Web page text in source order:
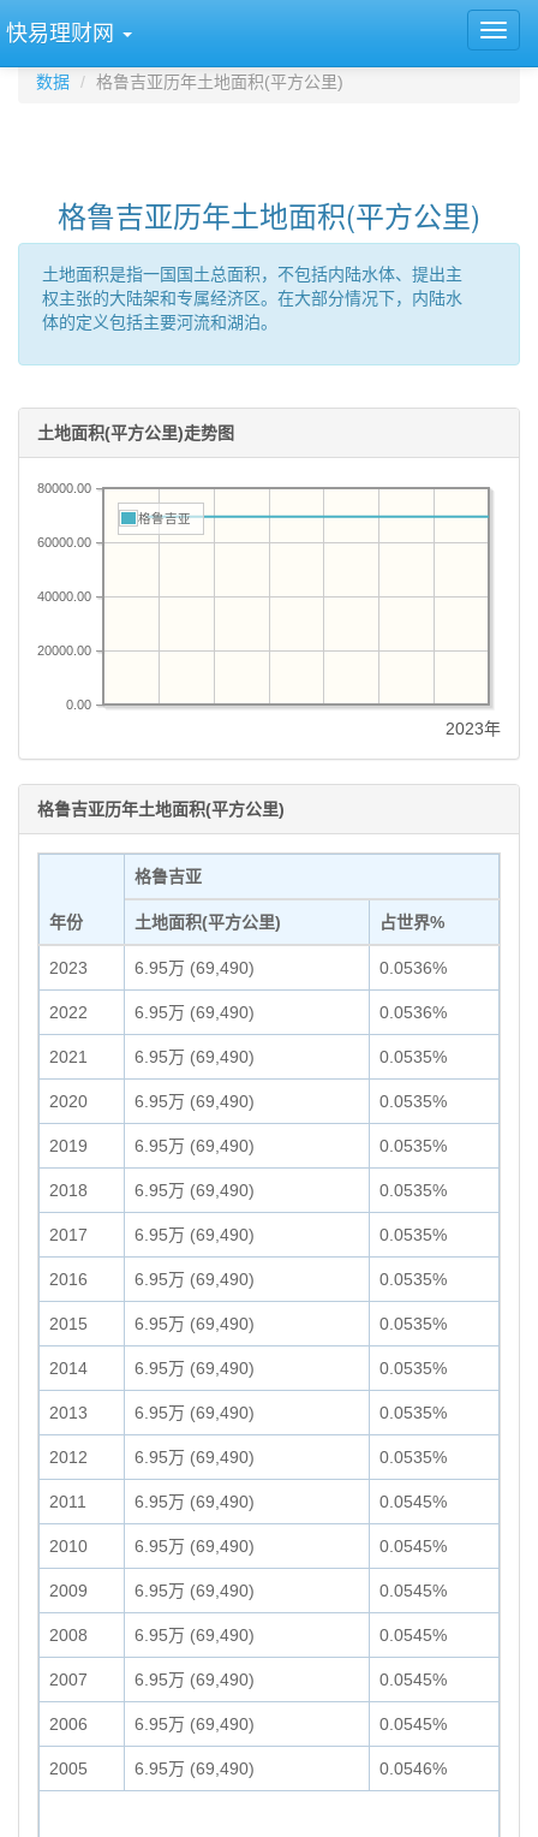
快易理财网
数据 格鲁吉亚历年土地面积(平方公里)
格鲁吉亚历年土地面积(平方公里)
土地面积是指一国国土总面积，不包括内陆水体、提出主
权主张的大陆架和专属经济区。在大部分情况下，内陆水
体的定义包括主要河流和湖泊。
土地面积(平方公里)走势图
0.00
20000.00
40000.00
60000.00
80000.00
格鲁吉亚
2023年
格鲁吉亚历年土地面积(平方公里)
年份
格鲁吉亚
土地面积(平方公里) 占世界%
2023 6.95万 (69,490) 0.0536%
2022 6.95万 (69,490) 0.0536%
2021 6.95万 (69,490) 0.0535%
2020 6.95万 (69,490) 0.0535%
2019 6.95万 (69,490) 0.0535%
2018 6.95万 (69,490) 0.0535%
2017 6.95万 (69,490) 0.0535%
2016 6.95万 (69,490) 0.0535%
2015 6.95万 (69,490) 0.0535%
2014 6.95万 (69,490) 0.0535%
2013 6.95万 (69,490) 0.0535%
2012 6.95万 (69,490) 0.0535%
2011 6.95万 (69,490) 0.0545%
2010 6.95万 (69,490) 0.0545%
2009 6.95万 (69,490) 0.0545%
2008 6.95万 (69,490) 0.0545%
2007 6.95万 (69,490) 0.0545%
2006 6.95万 (69,490) 0.0545%
2005 6.95万 (69,490) 0.0546%